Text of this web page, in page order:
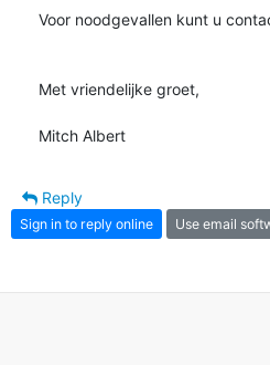
Voor noodgevallen kunt u
Met vriendelijke groet,
Mitch Albert
Reply
Sign in to reply online Use email